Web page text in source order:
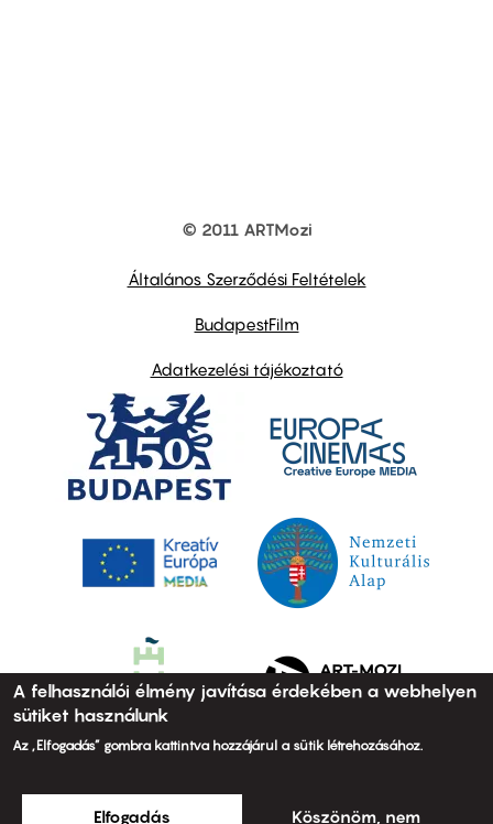
© 2011 ARTMozi
Általános Szerződési Feltételek
BudapestFilm
Adatkezelési tájékoztató
A felhasználói élmény javítása érdekében a webhelyen
sütiket használunk
Az „Elfogadás” gombra kattintva hozzájárul a sütik létrehozásához.
Elfogadás Köszönöm, nem